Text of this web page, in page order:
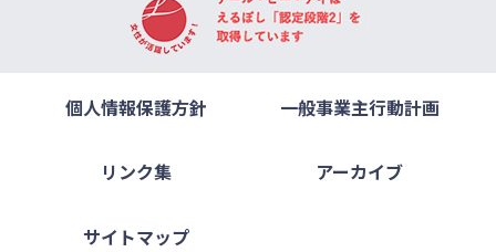
個人情報保護方針 一般事業主行動計画
リンク集 アーカイブ
サイトマップ